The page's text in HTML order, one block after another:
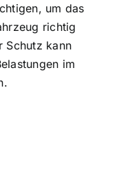
um das
richtig
Schutz kann
im